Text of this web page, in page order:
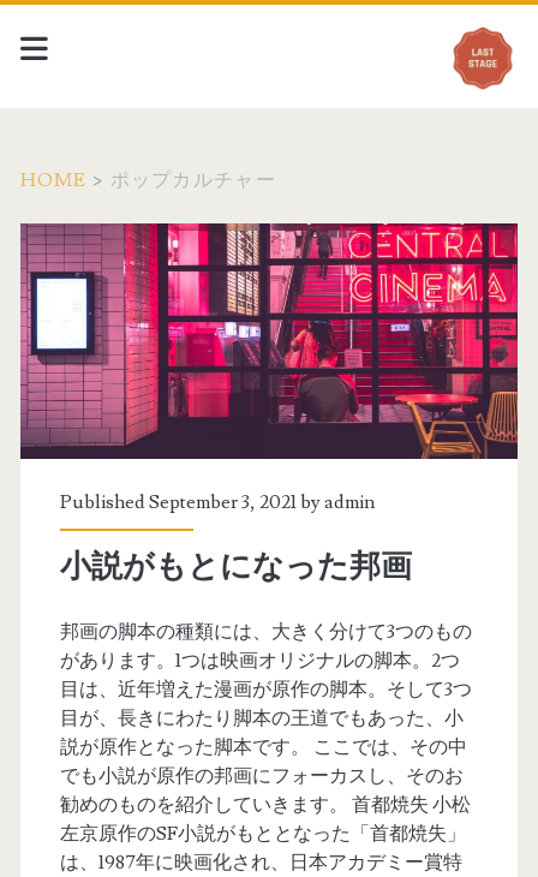
HOME > ポップカルチャー
Category:
<span>
ポ
ッ
プ
カ
ル
チ
ャ
ー
</span>
Published September 3, 2021 byadmin
小説がもとになった邦画
邦画の脚本の種類には、大きく分けて3つのもの
があります。1つは映画オリジナルの脚本。2つ
目は、近年増えた漫画が原作の脚本。そして3つ
目が、長きにわたり脚本の王道でもあった、小
説が原作となった脚本です。 ここでは、その中
でも小説が原作の邦画にフォーカスし、そのお
勧めのものを紹介していきます。 首都焼失 小松
左京原作のSF小説がもととなった「首都焼失」
は、1987年に映画化され、日本アカデミー賞特